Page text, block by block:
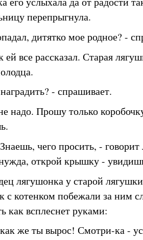
перепрыгнула.
дитятко мое родное? -
все рассказал. Старая
- спрашивает.
надо. Прошу только
чего просить, -
открой крышку -
лягушонка у старой
с котенком побежали за ним
как всплеснет руками:
же ты вырос! Смотри-ка -